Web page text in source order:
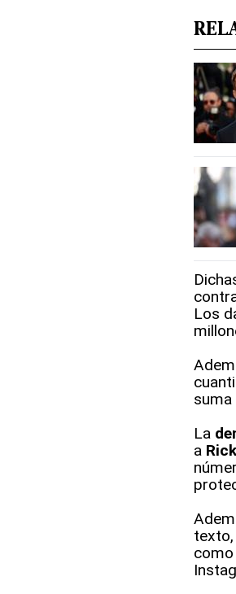
Los
suma
La
a
como